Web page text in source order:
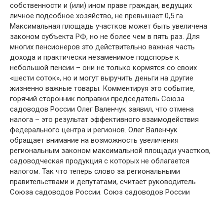
собственности и (или) ином праве граждан, ведущих
личное подсобное хозяйство, не превышает 0,5 га.
Максимальная площадь участков может быть увеличена
законом субъекта РФ, но не более чем в пять раз. Для
многих пенсионеров это действительно важная часть
дохода и практически незаменимое подспорье к
небольшой пенсии – они не только кормятся со своих
«шести соток», но и могут выручить деньги на другие
жизненно важные товары. Комментируя это событие,
горячий сторонник поправки председатель Союза
садоводов России Олег Валенчук заявил, что отмена
налога – это результат эффективного взаимодействия
федерального центра и регионов. Олег Валенчук
обращает внимание на возможность увеличения
региональным законом максимальной площади участков,
садоводческая продукция с которых не облагается
налогом. Так что теперь слово за региональными
правительствами и депутатами, считает руководитель
Союза садоводов России. Союз садоводов России